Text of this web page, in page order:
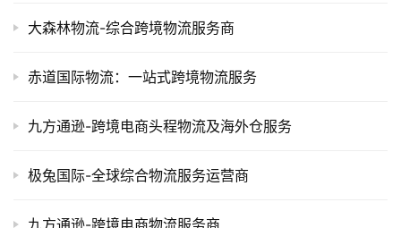
大森林物流-综合跨境物流服务商
赤道国际物流：一站式跨境物流服务
九方通逊-跨境电商头程物流及海外仓服务
极兔国际-全球综合物流服务运营商